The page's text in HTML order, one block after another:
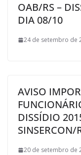
OAB/RS –
DIA 08/10
24 de setembro de
AVISO
DISSÍDIO
SINSERCON/
20 de setembro de